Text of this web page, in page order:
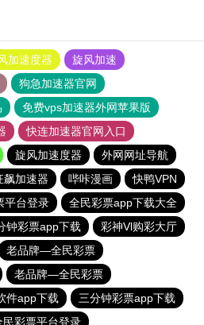
加速度器
旋风加速
狗急加速器官网
免费vps加速器外网苹果版
快连加速器官网入口
旋风加速度器
外网网址导航
飙加速器 哔咔漫画
快鸭VPN
平台登录
全民彩票app下载大全
钟彩票app下载
彩神Vl购彩大厅
老品牌—全民彩票
老品牌—全民彩票
件app下载
三分钟彩票app下载
民彩票平台登录